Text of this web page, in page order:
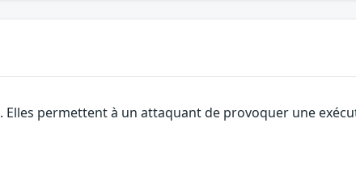
permettent à un attaquant de provoquer une